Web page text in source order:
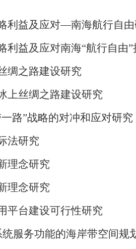
益及应对—南海航行自由
及应对南海“航行自由”
之路建设研究
丝绸之路建设研究
”战略的对冲和应对研究
研究
念研究
念研究
台建设可行性研究
务功能的海岸带空间规